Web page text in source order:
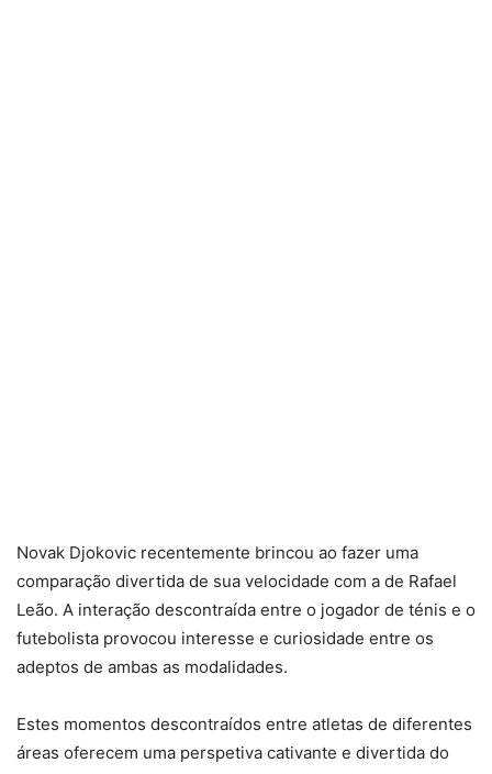
Novak Djokovic recentemente brincou ao fazer uma
comparação divertida de sua velocidade com a de Rafael
Leão. A interação descontraída entre o jogador de ténis e o
futebolista provocou interesse e curiosidade entre os
adeptos de ambas as modalidades.
Estes momentos descontraídos entre atletas de diferentes
áreas oferecem uma perspetiva cativante e divertida do